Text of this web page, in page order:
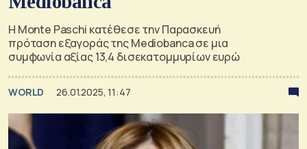
Η Monte Paschi κατέθεσε την Παρασκευή
πρόταση εξαγοράς της Mediobanca σε μια
συμφωνία αξίας 13,4 δισεκατομμυρίων ευρώ
WORLD 26.01.2025, 11:47